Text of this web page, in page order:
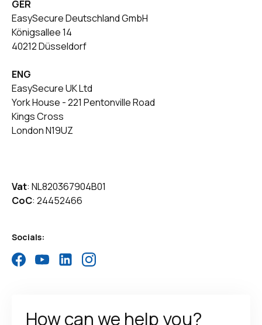
GER
EasySecure Deutschland GmbH
Königsallee 14
40212 Düsseldorf
ENG
EasySecure UK Ltd
York House - 221 Pentonville Road
Kings Cross
London N19UZ
Vat: NL820367904B01
CoC: 24452466
Socials:
How can we help you?